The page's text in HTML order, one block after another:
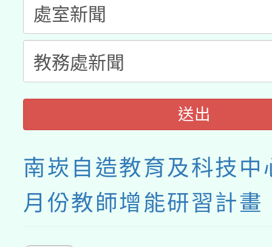
接種之民眾」措施，延
月28日止
送出
南崁自造教育及科技
月份教師增能研習計畫